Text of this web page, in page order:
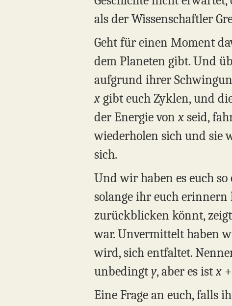
als der Wissenschaftler
Geht für einen Moment
dem Planeten gibt. Und
aufgrund ihrer
x gibt euch Zyklen, und
der Energie vonx seid,
wiederholen sich und sie
sich.
Und wir haben es euch
solange ihr euch erinnern
zurückblicken könnt, zeigt
war. Unvermittelt haben
wird, sich entfaltet.
unbedingt y, aber es istx
Eine Frage an euch, falls